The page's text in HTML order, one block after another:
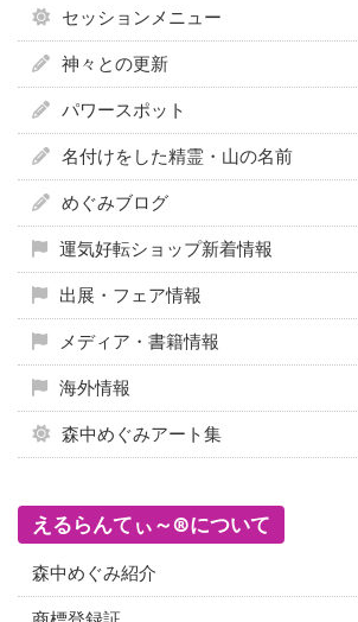
セッションメニュー
神々との更新
パワースポット
名付けをした精霊・山の名前
めぐみブログ
運気好転ショップ新着情報
出展・フェア情報
メディア・書籍情報
海外情報
森中めぐみアート集
えるらんてぃ～®について
森中めぐみ紹介